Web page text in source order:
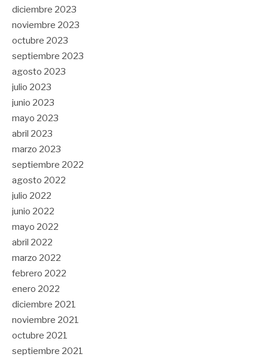
diciembre 2023
noviembre 2023
octubre 2023
septiembre 2023
agosto 2023
julio 2023
junio 2023
mayo 2023
abril 2023
marzo 2023
septiembre 2022
agosto 2022
julio 2022
junio 2022
mayo 2022
abril 2022
marzo 2022
febrero 2022
enero 2022
diciembre 2021
noviembre 2021
octubre 2021
septiembre 2021